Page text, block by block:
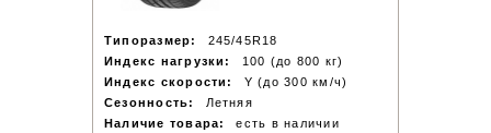
Типоразмер:
245/45R18
Индекс нагрузки:
100 (до 800 кг)
Индекс скорости:
Y (до 300 км/ч)
Сезонность:
Летняя
Наличие товара:
есть в наличии